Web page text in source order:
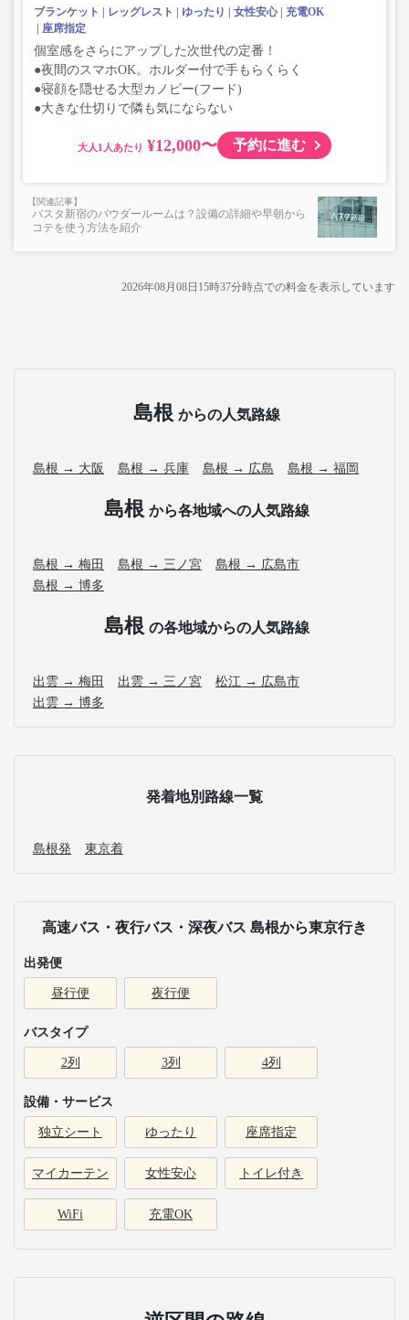
ブランケット レッグレスト ゆったり 女性安心
充電OK
座席指定
個室感をさらにアップした次世代の定番！
●夜間のスマホOK。ホルダー付で手もらくらく
●寝顔を隠せる大型カノピー(フード)
●大きな仕切りで隣も気にならない
大人 ¥12,000〜 予約に進む
バスタ新宿のパウダールームは？設備の詳細や早朝から
コテを使う方法を紹介
2026年08月08日15時37分時点での料金を表示しています
島根 からの人気路線
島根 → 大阪 島根 → 兵庫 島根 → 広島 島根 → 福岡
島根 から各地域への人気路線
島根 → 梅田 島根 → 三ノ宮
島根 → 広島市
島根 → 博多
島根 の各地域からの人気路線
出雲 → 梅田 出雲 → 三ノ宮
松江 → 広島市
出雲 → 博多
発着地別路線一覧
島根発 東京着
高速バス・夜行バス・深夜バス 島根から東京行き
出発便
昼行便 夜行便
バスタイプ
2列 3列 4列
設備・サービス
独立シート ゆったり 座席指定
マイカーテン 女性安心 トイレ付き
WiFi 充電OK